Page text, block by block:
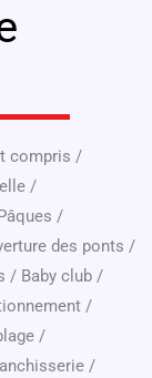
compris /
/
/
des ponts /
/ Baby club /
/
/
/